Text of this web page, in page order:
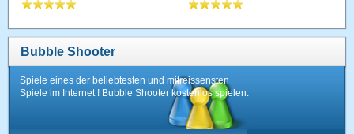
Bubble Shooter
Spiele eines der beliebtesten und mitreissensten
Spiele im Internet ! Bubble Shooter kostenlos spielen.